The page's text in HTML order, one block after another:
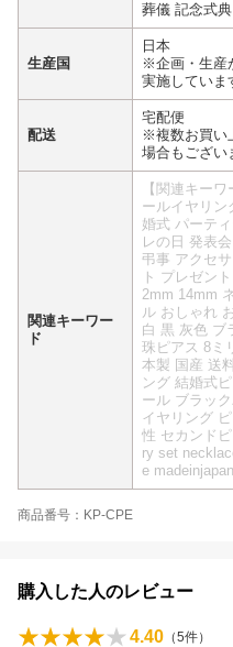
葬儀 記念式
生産国
日本
※企画・生産
実施していま
配送
宅配便
※複数お買い
場合もござい
関連キーワー
ド
【関連キー
ールイヤリン
婚式 パーテ
レの日 発表
弔事 アクセ
ト プレゼン
2mm 14mm
ル おしゃれ
白 黒 灰色 ブ
珠ピアス 8ミ
本製 国産 送
ング 結婚式
ール ブラッ
イヤリング
性 セカンド
ry set
e madeinjapan
商品番号：KP-CPE
購入した人のレビュー
4.40 （5件）